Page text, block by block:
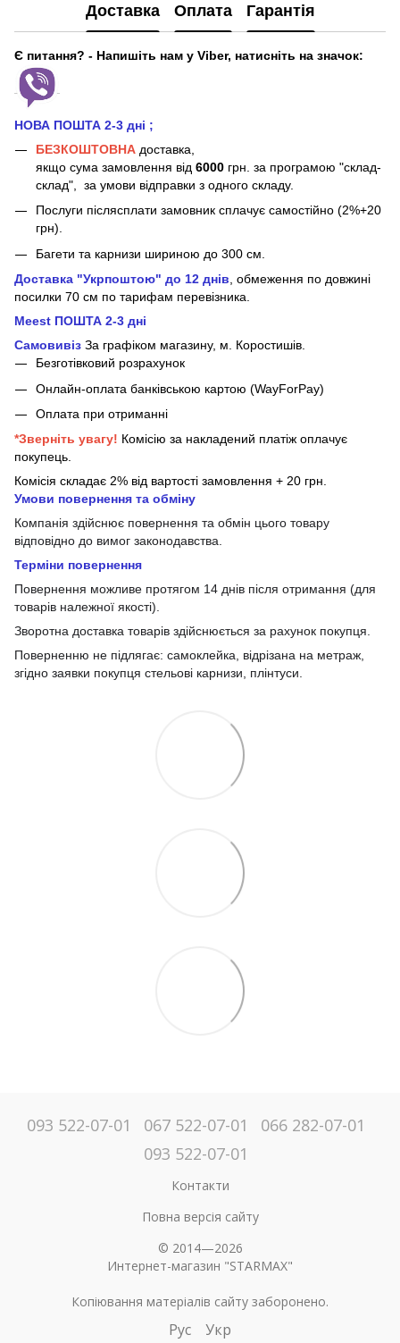
Доставка Оплата Гарантія
Є питання? - Напишіть нам у Viber, натисніть на значок:
НОВА ПОШТА 2-3 дні ;
БЕЗКОШТОВНА доставка,
якщо сума замовлення від 6000 грн. за програмою "склад-
склад", за умови відправки з одного складу.
Послуги післясплати замовник сплачує самостійно (2%+20
грн).
Багети та карнизи шириною до 300 см.
Доставка "Укрпоштою" до 12 днів , обмеження по довжині
посилки 70 см по тарифам перевізника.
Meest ПОШТА 2-3 дні
Самовивіз За графіком магазину, м.
Коростишів.
Безготівковий розрахунок
Онлайн-оплата банківською картою (WayForPay)
Оплата при отриманні
*Зверніть увагу! Комісію за накладений платіж оплачує
покупець.
Комісія складає 2% від вартості замовлення + 20 грн.
Умови повернення та обміну
Компанія здійснює повернення та обмін цього товару
відповідно до вимог законодавства.
Терміни повернення
Повернення можливе протягом 14 днів після отримання (для
товарів належної якості).
Зворотна доставка товарів здійснюється за рахунок покупця.
Поверненню не підлягає: самоклейка, відрізана на метраж,
згідно заявки покупця стельові карнизи, плінтуси.
093 522-07-01 067 522-07-01
066 282-07-01
093 522-07-01
Контакти
Повна версія сайту
© 2014—2026
Интернет-магазин "STARMAX"
Копіювання матеріалів сайту заборонено.
Рус Укр